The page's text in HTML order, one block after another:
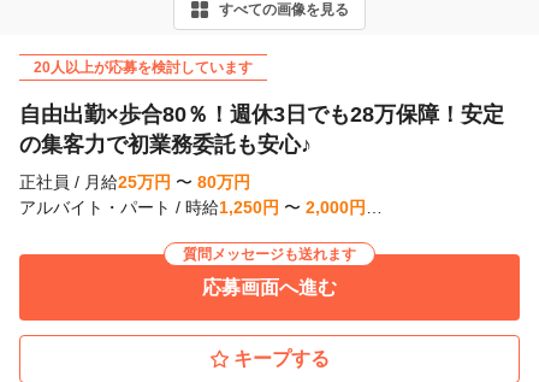
すべての画像を見る
20人以上が応募を検討しています
自由出勤×歩合80％！週休3日でも28万保障！安定
の集客力で初業務委託も安心♪
正社員 / 月給25万円 〜 80万円
アルバイト・パート / 時給1,250円 〜 2,000円 …
質問メッセージも送れます
応募画面へ進む
キープする